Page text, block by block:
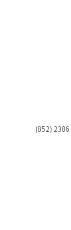
(852) 2386